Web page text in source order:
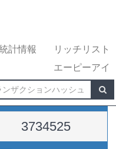
計情報
リッチリスト
エーピーアイ
高さ
3734525